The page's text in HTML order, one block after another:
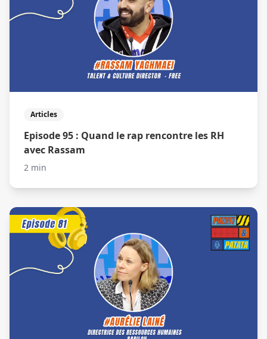
Articles
Episode 95 : Quand le rap rencontre les RH
avec Rassam
2 min